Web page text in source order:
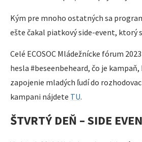
Kým pre mnoho ostatných sa
ešte čakal piatkový side-event, ktorý
Celé ECOSOC Mládežnícke fórum
hesla #beseenbeheard, čo je
zapojenie mladých ľudí do
kampani nájdete TU.
ŠTVRTÝ DEŇ – SIDE